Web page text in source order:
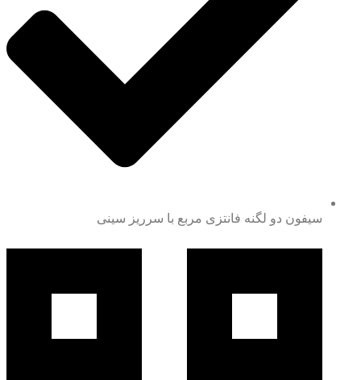
سیفون دو لگنه فانتزی مربع با سرریز سینی